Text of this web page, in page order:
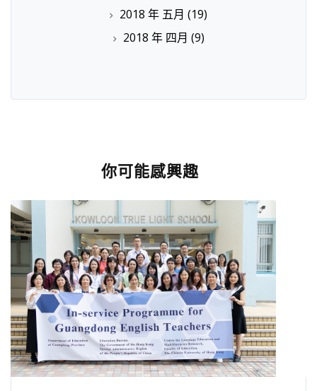
2018 年 五月 (19)
2018 年 四月 (9)
你可能感興趣